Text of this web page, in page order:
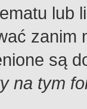
lub
są
na tym